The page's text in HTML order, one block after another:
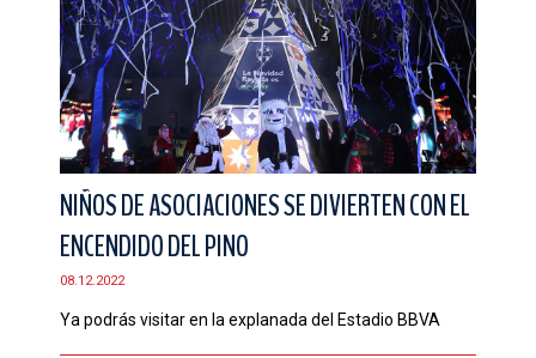
NIÑOS DE ASOCIACIONES SE DIVIERTEN CON EL
ENCENDIDO DEL PINO
08.12.2022
Ya podrás visitar en la explanada del Estadio BBVA